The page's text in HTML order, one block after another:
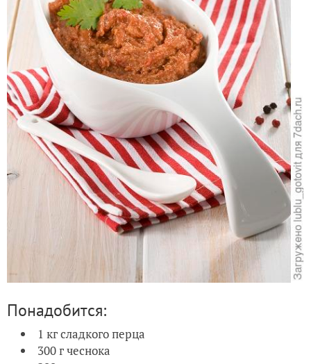
Понадобится:
1 кг сладкого перца
300 г чеснока